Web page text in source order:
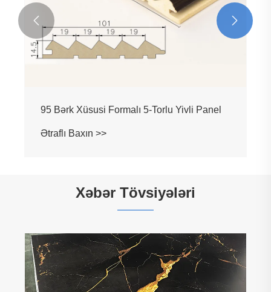
139 İçi boş 5-torlu yivli Panel
Ətraflı Baxın >>
 
Xəbər Tövsiyələri
Toqquşmaya Qarşı İdarə Heyəti müasir
mühitlərdə aktivləri necə qoruyur və